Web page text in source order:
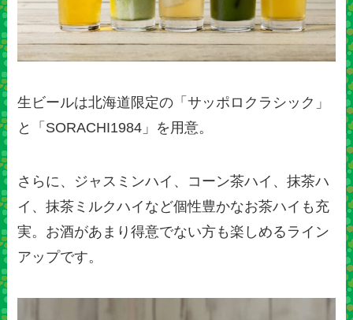
生ビールは北海道限定の「サッポロクラシック」
と「SORACHI1984」を用意。
さらに、ジャスミンハイ、コーン茶ハイ、抹茶ハ
イ、抹茶ミルクハイなど個性豊かなお茶ハイも充
実。お酒があまり得意でない方も楽しめるライン
アップです。